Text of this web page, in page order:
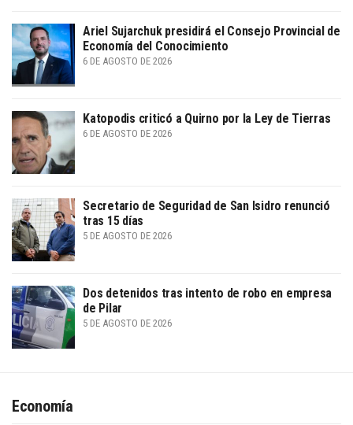
Ariel Sujarchuk presidirá el Consejo Provincial de
Economía del Conocimiento
6 DE AGOSTO DE 2026
Katopodis criticó a Quirno por la Ley de Tierras
6 DE AGOSTO DE 2026
Secretario de Seguridad de San Isidro renunció
tras 15 días
5 DE AGOSTO DE 2026
Dos detenidos tras intento de robo en empresa
de Pilar
5 DE AGOSTO DE 2026
Economía